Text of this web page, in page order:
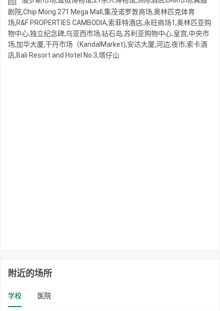
剧院,Chip Mong 271 Mega Mall,集茂诺罗敦商场,奥林匹克体育
场,R&F PROPERTIES CAMBODIA,索菲特酒店,永旺商场1,奥林匹亚购
物中心,独立纪念碑,乌亚西市场,钻石岛,苏利亚购物中心,皇宫,中央市
场,加华大厦,干丹市场（KandalMarket),安达大厦,河边,夜市,索卡酒
店,Bali Resort and Hotel No.3,塔仔山
附近的场所
学校 医院